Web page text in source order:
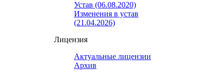
Устав (06.08.2020)
Изменения в устав
(21.04.2026)
Лицензия
Актуальные лицензии
Архив